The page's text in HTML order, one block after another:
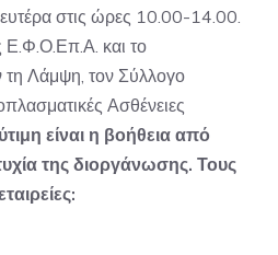
στις ώρες 10.00-14.00.
Ε.Φ.Ο.Επ.Α. και το
Λάμψη, τον Σύλλογο
Ασθένειες
είναι η βοήθεια από
της διοργάνωσης. Τους